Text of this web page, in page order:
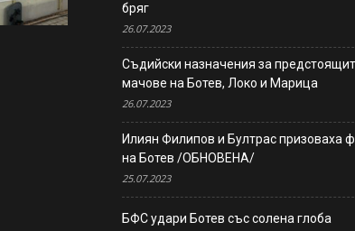
бряг
26.07.2023
Съдийски назначения за
мачове на Ботев, Локо и Марица
26.07.2023
Илиян Филипов и Бултрас призоваха
на Ботев /ОБНОВЕНА/
25.07.2023
БФС удари Ботев със солена глоба